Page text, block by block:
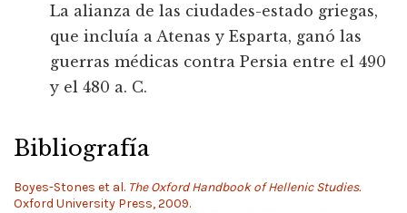
La alianza de las ciudades-estado griegas,
que incluía a Atenas y Esparta, ganó las
guerras médicas contra Persia entre el 490
y el 480 a. C.
Bibliografía
Boyes-Stones et al. The Oxford Handbook of Hellenic Studies.
Oxford University Press, 2009.